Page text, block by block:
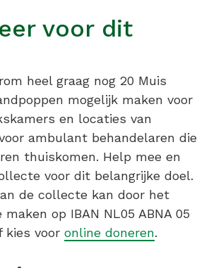
voor dit
heel graag nog 20 Muis
mogelijk maken voor
en locaties van
ambulant behandelaren die
thuiskomen. Help mee en
voor dit belangrijke doel.
de collecte kan door het
op IBAN NL05 ABNA 05
kies voor online doneren.